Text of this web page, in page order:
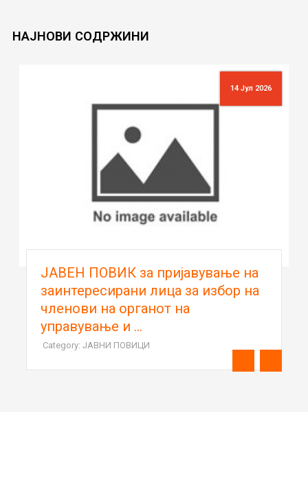
НАЈНОВИ СОДРЖИНИ
14 Јул 2026
ЈАВЕН ПОВИК за пријавување на
заинтересирани лица за избор на
членови на органот на
управување и ...
Category: ЈАВНИ ПОВИЦИ